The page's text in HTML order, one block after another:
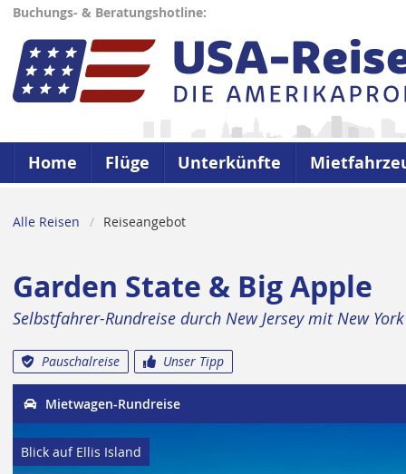
Buchungs- & Beratungshotline:
Home Flüge Unterkünfte
Alle Reisen Reiseangebot
Garden State & Big Apple
Selbstfahrer-Rundreise durch New Jersey mit New
Pauschalreise Unser Tipp
Mietwagen-Rundreise
Blick auf Ellis Island